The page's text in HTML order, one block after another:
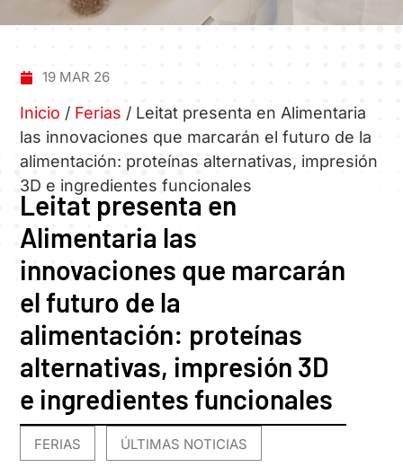
19 MAR 26
Inicio / Ferias / Leitat presenta en Alimentaria
las innovaciones que marcarán el futuro de la
alimentación: proteínas alternativas, impresión
3D e ingredientes funcionales
Leitat presenta en
Alimentaria las
innovaciones que marcarán
el futuro de la
alimentación: proteínas
alternativas, impresión 3D
e ingredientes funcionales
FERIAS ÚLTIMAS NOTICIAS